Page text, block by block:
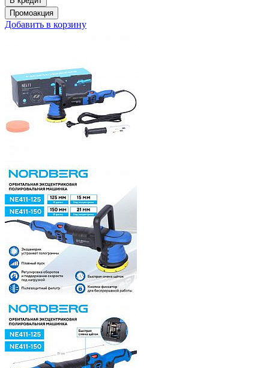
Добавить в корзину